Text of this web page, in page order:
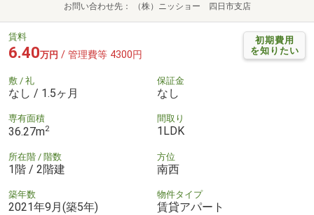
お問い合わせ先 （株）ニッショー 四日市支店
初期費用
を知りたい
賃料
6.40万円 / 管理費等 4300円
敷 / 礼
なし / 1.5ヶ月
保証金
なし
専有面積
36.27m2
間取り
1LDK
所在階 / 階数
1階 / 2階建
方位
南西
築年数
2021年9月(築5年)
物件タイプ
賃貸アパート